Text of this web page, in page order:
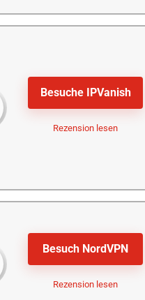
Besuche IPVanish
Rezension lesen
Besuch NordVPN
Rezension lesen